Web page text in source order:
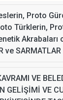
Proto
Türklerin,
Akrabaları
ve SARMATLAR
VE
GELİŞİMİ VE